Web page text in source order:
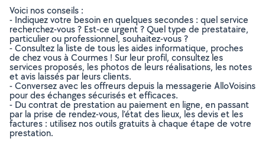
Voici nos conseils :
- Indiquez votre besoin en quelques secondes : quel service
recherchez-vous ? Est-ce urgent ? Quel type de prestataire,
particulier ou professionnel, souhaitez-vous ?
- Consultez la liste de tous les aides informatique, proches
de chez vous à Courmes ! Sur leur profil, consultez les
services proposés, les photos de leurs réalisations, les notes
et avis laissés par leurs clients.
- Conversez avec les offreurs depuis la messagerie AlloVoisins
pour des échanges sécurisés et efficaces.
- Du contrat de prestation au paiement en ligne, en passant
par la prise de rendez-vous, l’état des lieux, les devis et les
factures : utilisez nos outils gratuits à chaque étape de votre
prestation.